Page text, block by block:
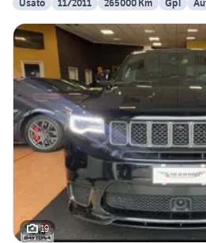
Usato
11/2011 265000 Km Gpl
19